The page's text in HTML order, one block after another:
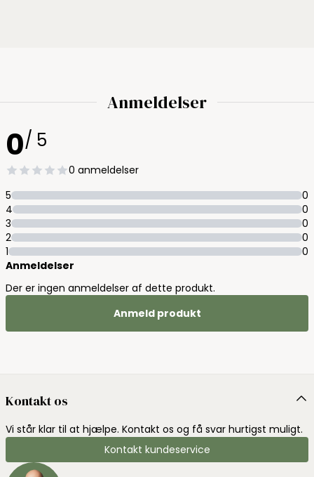
Anmeldelser
0/ 5
0 anmeldelser
5
0
4
0
3
0
2
0
1
0
Anmeldelser
Der er ingen anmeldelser af dette produkt.
Anmeld produkt
Kontakt os
Vi står klar til at hjælpe. Kontakt os og få svar hurtigst muligt.
Kontakt kundeservice